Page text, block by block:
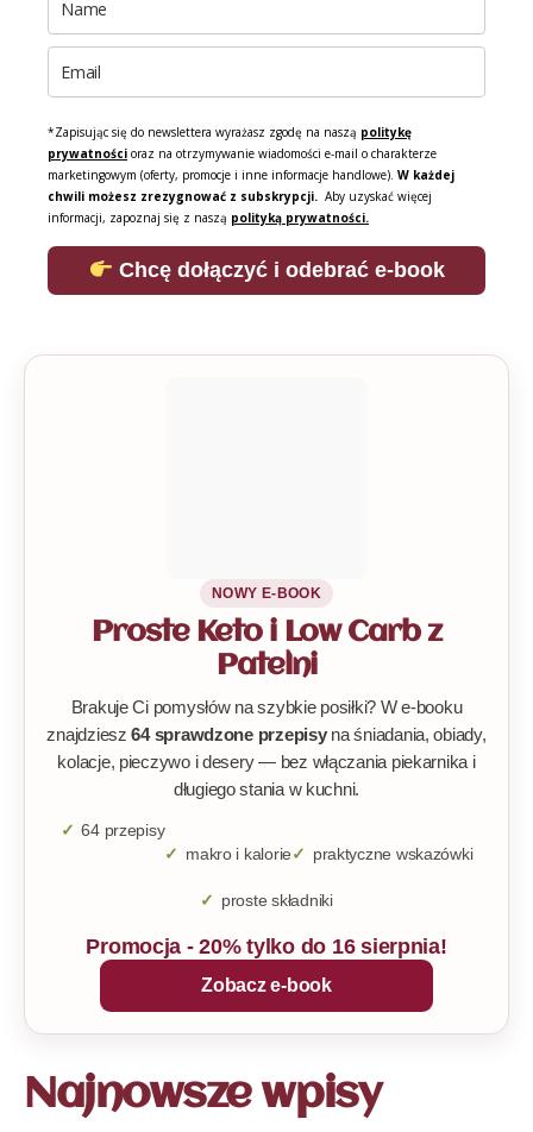
*Zapisując się do newslettera wyrażasz zgodę na naszą politykę
prywatności oraz na otrzymywanie wiadomości e-mail o charakterze
marketingowym (oferty, promocje i inne informacje handlowe). W każdej
chwili możesz zrezygnować z subskrypcji. Aby uzyskać więcej
informacji, zapoznaj się z naszą polityką prywatności.
Chcę dołączyć i odebrać e-book
NOWY E-BOOK
Proste Keto i Low Carb z
Patelni
Brakuje Ci pomysłów na szybkie posiłki? W e-booku
znajdziesz64 sprawdzone przepisyna śniadania, obiady,
kolacje, pieczywo i desery — bez włączania piekarnika i
długiego stania w kuchni.
64 przepisy
makro i kalorie
praktyczne wskazówki
proste składniki
Promocja - 20% tylko do 16 sierpnia!
Zobacz e-book
Najnowsze wpisy